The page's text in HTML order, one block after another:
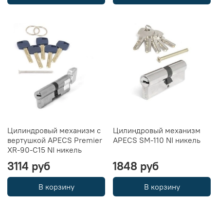
Цилиндровый механизм с
вертушкой APECS Premier
XR-90-C15 NI никель
3114 руб
В корзину
Цилиндровый механизм
APECS SM-110 NI никель
1848 руб
В корзину